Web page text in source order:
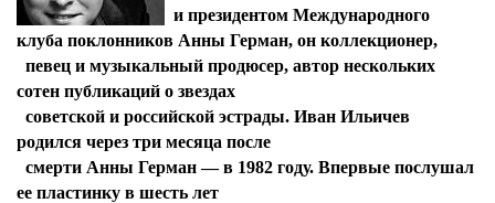
и президентом Международного
клуба поклонников Анны Герман, он коллекционер,
певец и музыкальный продюсер, автор нескольких
сотен публикаций о звездах
советской и российской эстрады. Иван Ильичев
родился через три месяца после
смерти Анны Герман — в 1982 году. Впервые послушал
ее пластинку в шесть лет